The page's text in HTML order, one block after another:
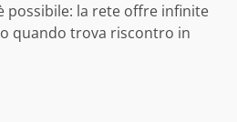
possibile: la rete offre infinite
quando trova riscontro in